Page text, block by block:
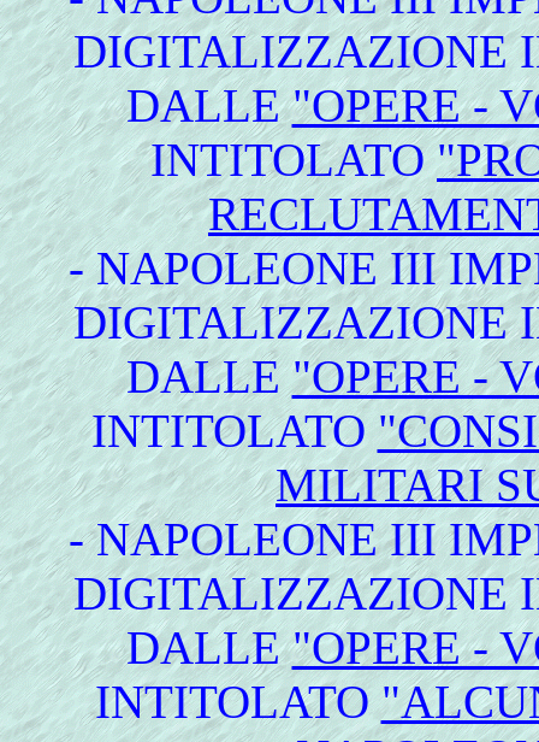
DIGITALIZZAZIONE
DALLE"OPERE -
INTITOLATO
- NAPOLEONE III
DIGITALIZZAZIONE
DALLE"OPERE -
INTITOLATO
MILITARI
- NAPOLEONE III
DIGITALIZZAZIONE
DALLE"OPERE -
INTITOLATO